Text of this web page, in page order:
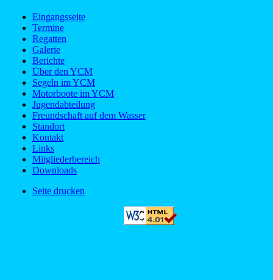
Eingangsseite
Termine
Regatten
Galerie
Berichte
Über den YCM
Segeln im YCM
Motorboote im YCM
Jugendabteilung
Freundschaft auf dem Wasser
Standort
Kontakt
Links
Mitgliederbereich
Downloads
Seite drucken